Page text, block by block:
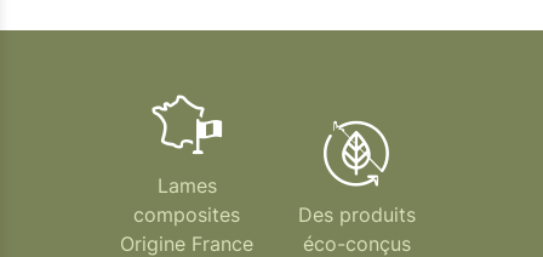
Lames
composites
Origine France
Des produits
éco-conçus